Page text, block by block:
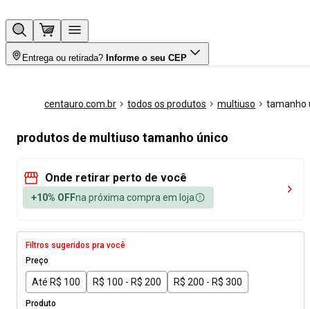
Entrega ou retirada? Informe o seu CEP
centauro.com.br todos os produtos multiuso tamanho
produtos de multiuso tamanho único
Onde retirar perto de você
+10% OFFna próxima compra em loja
Filtros sugeridos pra você
Preço
Até R$ 100 R$ 100 - R$ 200 R$ 200 - R$ 300
Produto